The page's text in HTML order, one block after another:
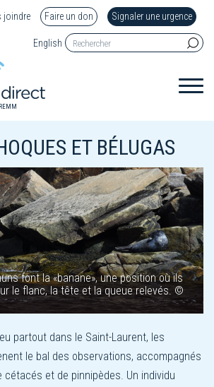
joindre Faire un don Signaler une urgence
English
ET BÉLUGAS
font la «banane», une position où ils
le flanc, la tête et la queue relevés. ©
partout dans le Saint-Laurent, les
le bal des observations, accompagnés
cétacés et de pinnipèdes. Un individu